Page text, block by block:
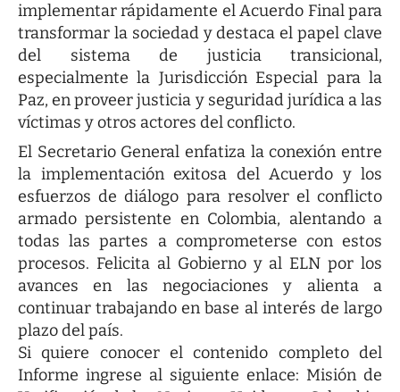
implementar rápidamente el Acuerdo Final para
transformar la sociedad y destaca el papel clave
del sistema de justicia transicional,
especialmente la Jurisdicción Especial para la
Paz, en proveer justicia y seguridad jurídica a las
víctimas y otros actores del conflicto.
El Secretario General enfatiza la conexión entre
la implementación exitosa del Acuerdo y los
esfuerzos de diálogo para resolver el conflicto
armado persistente en Colombia, alentando a
todas las partes a comprometerse con estos
procesos. Felicita al Gobierno y al ELN por los
avances en las negociaciones y alienta a
continuar trabajando en base al interés de largo
plazo del país.
Si quiere conocer el contenido completo del
Informe ingrese al siguiente enlace: Misión de